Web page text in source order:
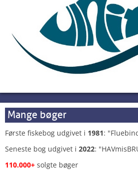
Mange bøger
Første fiskebog udgivet i 1981:
Seneste bog udgivet i 2022:
110.000+ solgte bøger